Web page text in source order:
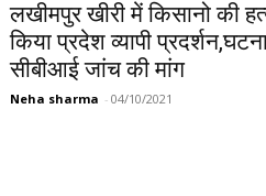
लखीमपुर खीरी में किसानो की
किया प्रदेश व्यापी
सीबीआई जांच की मांग
Neha sharma - 04/10/2021